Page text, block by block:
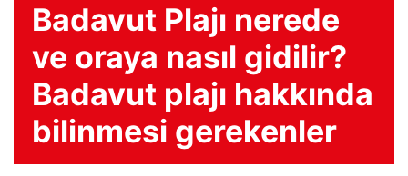
Badavut Plajı nerede
ve oraya nasıl gidilir?
Badavut plajı hakkında
bilinmesi gerekenler